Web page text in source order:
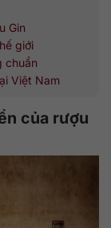
Gin
giới
chuẩn
Việt Nam
của rượu